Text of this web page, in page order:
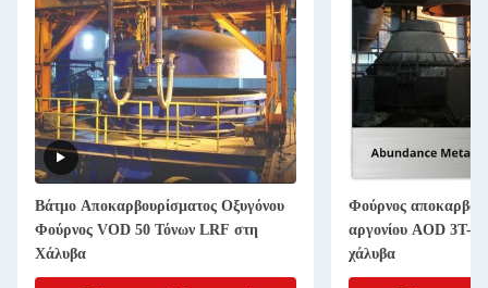
Βάτμο Αποκαρβουρίσματος Οξυγόνου
Φούρνος VOD 50 Τόνων LRF στη
Χάλυβα
Φούρνος
αργονίου AOD 3T-
χάλυβα